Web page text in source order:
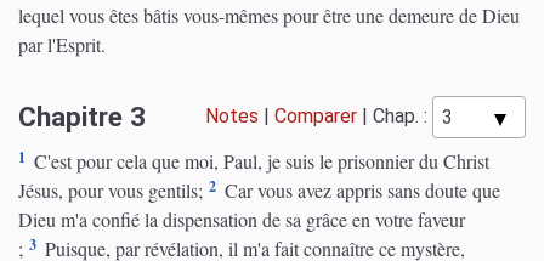
lequel vous êtes bâtis vous-mêmes pour être une demeure de Dieu
par l'Esprit.
Chapitre 3 Notes Comparer Chap. :
1 C'est pour cela que moi, Paul, je suis le prisonnier du Christ
Jésus, pour vous gentils; 2 Car vous avez appris sans doute que
Dieu m'a confié la dispensation de sa grâce en votre faveur
; 3 Puisque, par révélation, il m'a fait connaître ce mystère,